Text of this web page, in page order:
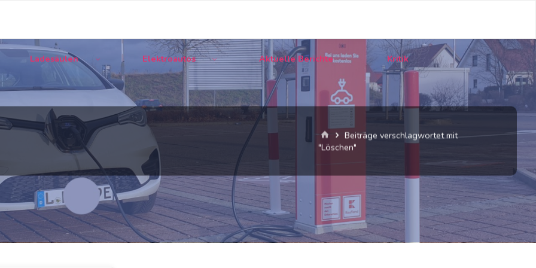
Ladesäulen Elektroautos Aktuelle Berichte Kritik
StartBeiträge verschlagwortet mit
"Löschen"